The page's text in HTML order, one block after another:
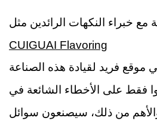
مع خبراء النكهات الرائدين مثل
CUIGUAI Flavoring
موقع فريد لقيادة هذه الصناعة
فقط على الأخطاء الشائعة في
من ذلك، سيصنعون سوائل